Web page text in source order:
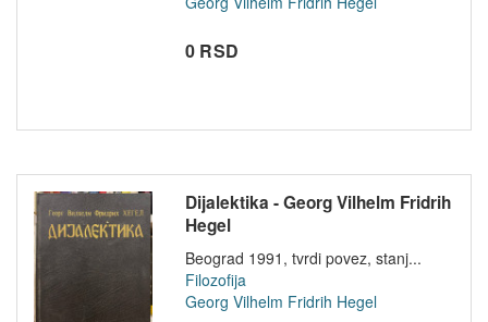
0 RSD
Dijalektika - Georg Vilhelm Fridrih
Hegel
Beograd 1991, tvrdi povez, stanj...
Filozofija
Georg Vilhelm Fridrih Hegel